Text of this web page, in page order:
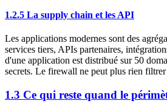
1.2.5 La supply chain et les API
Les applications modernes sont des
services tiers, APIs partenaires,
d'une application est distribué sur 50
secrets. Le firewall ne peut plus rien
1.3 Ce qui reste quand le